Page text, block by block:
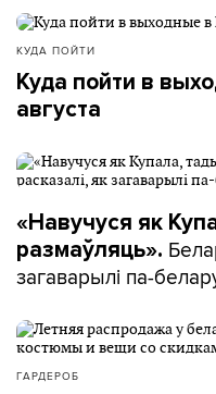
КУДА ПОЙТИ
Куда пойти в
августа
«Навучуся як
размаўляць».
загаварылі па-
ГАРДЕРОБ